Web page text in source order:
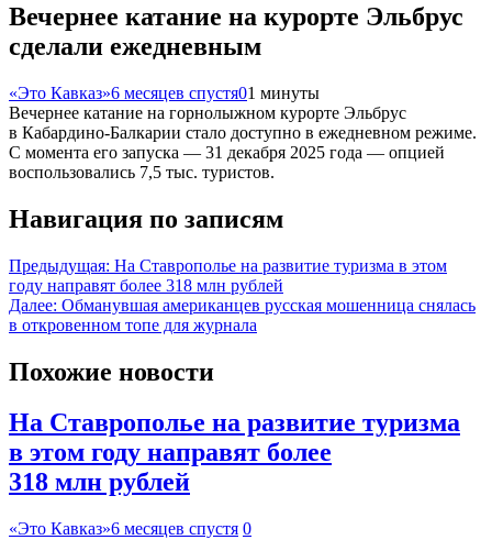
Вечернее катание на курорте Эльбрус
сделали ежедневным
«Это Кавказ»6 месяцев спустя01 минуты
Вечернее катание на горнолыжном курорте Эльбрус
в Кабардино-Балкарии стало доступно в ежедневном режиме.
С момента его запуска — 31 декабря 2025 года — опцией
воспользовались 7,5 тыс. туристов.
Навигация по записям
Предыдущая: На Ставрополье на развитие туризма в этом
году направят более 318 млн рублей
Далее: Обманувшая американцев русская мошенница снялась
в откровенном топе для журнала
Похожие новости
На Ставрополье на развитие туризма
в этом году направят более
318 млн рублей
«Это Кавказ»6 месяцев спустя 0